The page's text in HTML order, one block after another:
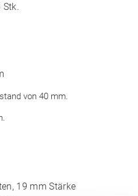
Stk.
von 40 mm.
19 mm Stärke